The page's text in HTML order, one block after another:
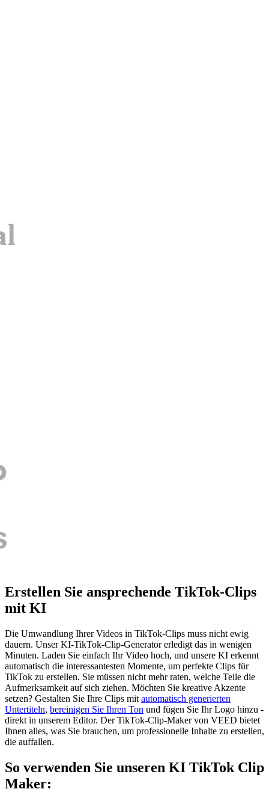
Erstellen Sie ansprechende TikTok-Clips
mit KI
Die Umwandlung Ihrer Videos in TikTok-Clips muss nicht ewig
dauern. Unser KI-TikTok-Clip-Generator erledigt das in wenigen
Minuten. Laden Sie einfach Ihr Video hoch, und unsere KI erkennt
automatisch die interessantesten Momente, um perfekte Clips für
TikTok zu erstellen. Sie müssen nicht mehr raten, welche Teile die
Aufmerksamkeit auf sich ziehen. Möchten Sie kreative Akzente
setzen? Gestalten Sie Ihre Clips mit automatisch generierten
Untertiteln, bereinigen Sie Ihren Ton und fügen Sie Ihr Logo hinzu -
direkt in unserem Editor. Der TikTok-Clip-Maker von VEED bietet
Ihnen alles, was Sie brauchen, um professionelle Inhalte zu erstellen,
die auffallen.
So verwenden Sie unseren KI TikTok Clip
Maker: